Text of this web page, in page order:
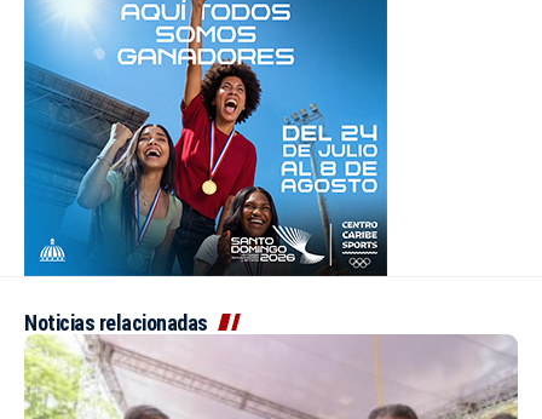
Noticias relacionadas